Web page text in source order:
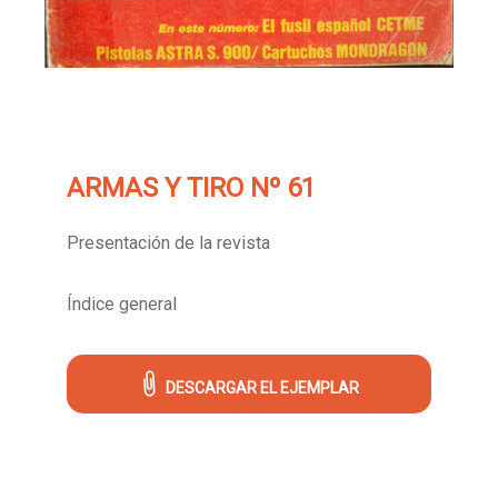
ARMAS Y TIRO Nº 61
Presentación de la revista
Índice general
DESCARGAR EL EJEMPLAR